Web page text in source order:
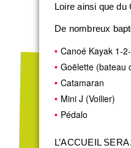
Loire ainsi que du
De nombreux
Canoé Kayak 1-
Goëlette (bateau
Catamaran
Mini J (Voilier)
Pédalo
L’ACCUEIL